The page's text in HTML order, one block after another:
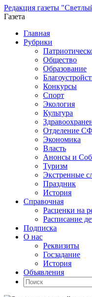
Редакция газеты
Газета
Промотать
содержимому
Главная
Рубрики
Общество
Образование
Конкурсы
Спорт
Экология
Культура
Отделение
Экономика
Власть
Анонсы и
Туризм
Экстренные
Праздник
История
Справочная
Расценки на
Расписание
Подписка
О нас
Реквизиты
Госзадание
История
Объявления
Поиск
Искать: